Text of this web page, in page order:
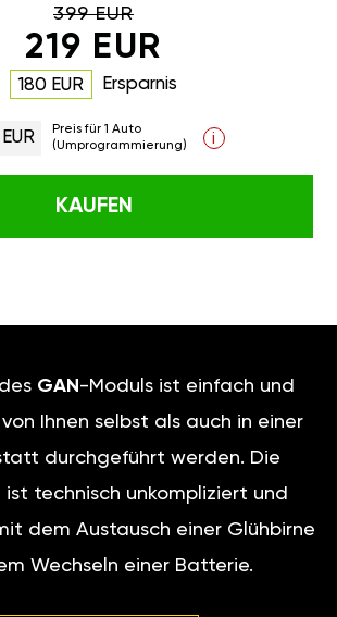
399 EUR
219 EUR
180 EUR Ersparnis
Preis für 1 Auto
(Umprogrammierung)
i
KAUFEN
GAN -Moduls ist einfach und
Ihnen selbst als auch in einer
durchgeführt werden. Die
ist technisch unkompliziert und
dem Austausch einer Glühbirne
Wechseln einer Batterie.